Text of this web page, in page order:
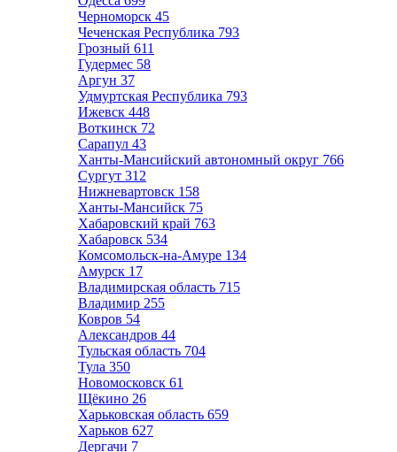
Черноморск 45
Чеченская Республика 793
Грозный 611
Гудермес 58
Аргун 37
Удмуртская Республика 793
Ижевск 448
Воткинск 72
Сарапул 43
Ханты-Мансийский автономный округ 766
Сургут 312
Нижневартовск 158
Ханты-Мансийск 75
Хабаровский край 763
Хабаровск 534
Комсомольск-на-Амуре 134
Амурск 17
Владимирская область 715
Владимир 255
Ковров 54
Александров 44
Тульская область 704
Тула 350
Новомосковск 61
Щёкино 26
Харьковская область 659
Харьков 627
Дергачи 7